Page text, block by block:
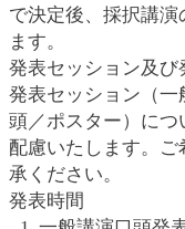
で決定後、採択講
ます。
発表セッション及び
発表セッション（
頭／ポスター）に
配慮いたします。
承ください。
発表時間